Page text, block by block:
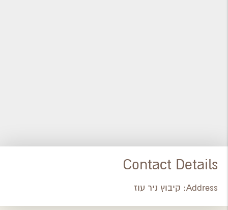
Contact Details
Address: קיבוץ ניר עוז